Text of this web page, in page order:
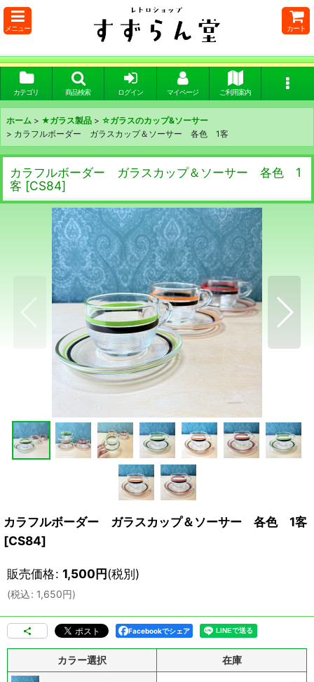
メニュー カート
カテゴリ 商品検索 ログイン マイページ ご利用案内
ホーム > ★ガラス製品 > ☆ガラスのカップ&ソーサー
> カラフルボーダー ガラスカップ＆ソーサー 各色 1客
カラフルボーダー ガラスカップ＆ソーサー 各色 1
客 [CS84]
カラフルボーダー ガラスカップ＆ソーサー 各色 1客
[CS84]
販売価格: 1,500円(税別)
(税込: 1,650円)
Facebookでシェア
カラー選択 在庫